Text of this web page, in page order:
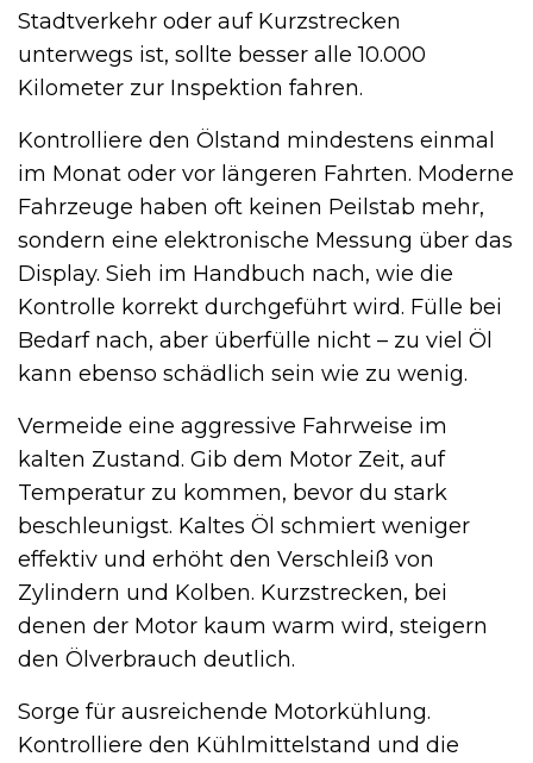
Stadtverkehr oder auf Kurzstrecken
unterwegs ist, sollte besser alle 10.000
Kilometer zur Inspektion fahren.
Kontrolliere den Ölstand mindestens einmal
im Monat oder vor längeren Fahrten. Moderne
Fahrzeuge haben oft keinen Peilstab mehr,
sondern eine elektronische Messung über das
Display. Sieh im Handbuch nach, wie die
Kontrolle korrekt durchgeführt wird. Fülle bei
Bedarf nach, aber überfülle nicht – zu viel Öl
kann ebenso schädlich sein wie zu wenig.
Vermeide eine aggressive Fahrweise im
kalten Zustand. Gib dem Motor Zeit, auf
Temperatur zu kommen, bevor du stark
beschleunigst. Kaltes Öl schmiert weniger
effektiv und erhöht den Verschleiß von
Zylindern und Kolben. Kurzstrecken, bei
denen der Motor kaum warm wird, steigern
den Ölverbrauch deutlich.
Sorge für ausreichende Motorkühlung.
Kontrolliere den Kühlmittelstand und die